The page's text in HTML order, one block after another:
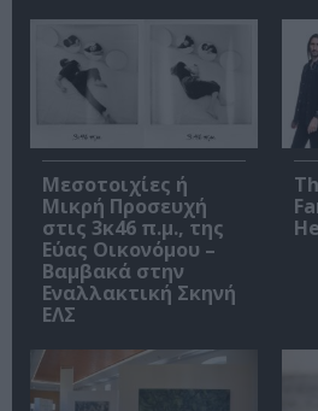
Μεσοτοιχίες ή
Μικρή Προσευχή
στις 3κ46 π.μ., της
Εύας Οικονόμου –
Βαμβακά στην
Εναλλακτική Σκηνή
ΕΛΣ